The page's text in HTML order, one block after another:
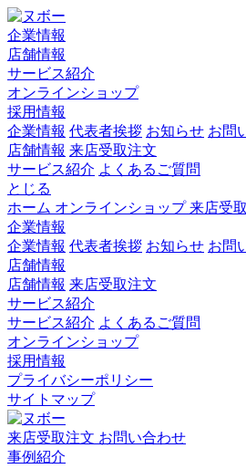
企業情報
店舗情報
サービス紹介
オンラインショップ
採用情報
企業情報 代表者挨拶 お知らせ お問
店舗情報 来店受取注文
サービス紹介 よくあるご質問
とじる
ホーム オンラインショップ来店受
企業情報
企業情報 代表者挨拶 お知らせ お問
店舗情報
店舗情報 来店受取注文
サービス紹介
サービス紹介 よくあるご質問
オンラインショップ
採用情報
プライバシーポリシー
サイトマップ
来店受取注文 お問い合わせ
事例紹介